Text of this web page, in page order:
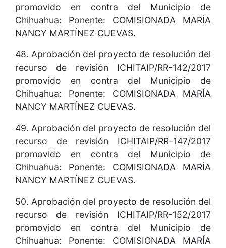
promovido en contra del Municipio de
Chihuahua: Ponente: COMISIONADA MARÍA
NANCY MARTÍNEZ CUEVAS.
48. Aprobación del proyecto de resolución del
recurso de revisión ICHITAIP/RR-142/2017
promovido en contra del Municipio de
Chihuahua: Ponente: COMISIONADA MARÍA
NANCY MARTÍNEZ CUEVAS.
49. Aprobación del proyecto de resolución del
recurso de revisión ICHITAIP/RR-147/2017
promovido en contra del Municipio de
Chihuahua: Ponente: COMISIONADA MARÍA
NANCY MARTÍNEZ CUEVAS.
50. Aprobación del proyecto de resolución del
recurso de revisión ICHITAIP/RR-152/2017
promovido en contra del Municipio de
Chihuahua: Ponente: COMISIONADA MARÍA